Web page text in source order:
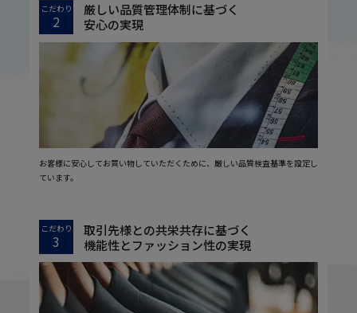
こだわり
2
厳しい品質管理体制に基づく
安心の実現
お客様に安心してお買い物していただくために、厳しい品質検査基準を設定し
ています。
こだわり
3
取引先様との共栄共存に基づく
機能性とファッション性の実現